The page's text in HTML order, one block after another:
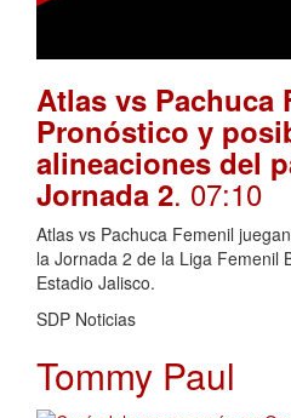
Atlas vs Pachuca
Pronóstico y
alineaciones del
Jornada 2. 07:10
Atlas vs Pachuca Femenil
la Jornada 2 de la Liga Femenil
Estadio Jalisco.
SDP Noticias
Tommy Paul